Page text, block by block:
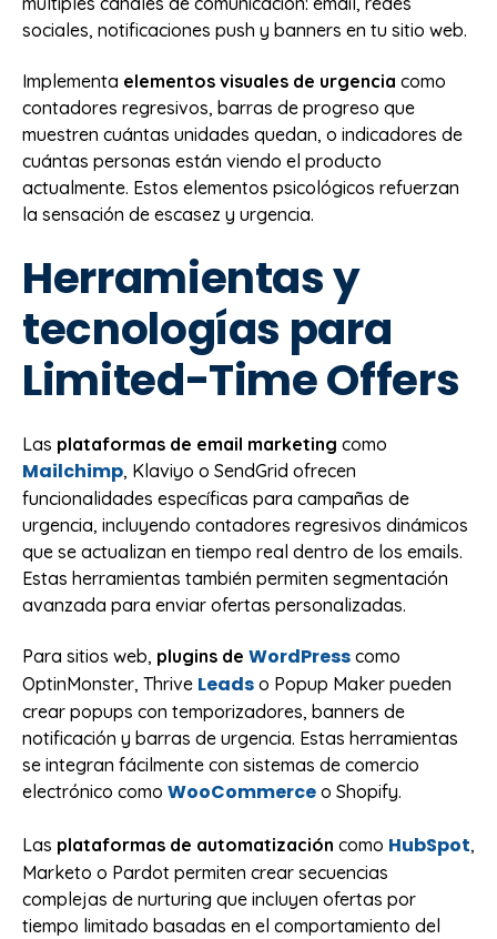
sociales, notificaciones push y banners en tu sitio web.
Implementa elementos visuales de urgencia como
contadores regresivos, barras de progreso que
muestren cuántas unidades quedan, o indicadores de
cuántas personas están viendo el producto
actualmente. Estos elementos psicológicos refuerzan
la sensación de escasez y urgencia.
Herramientas y
tecnologías para
Limited-Time Offers
Las plataformas de email marketing como
Mailchimp, Klaviyo o SendGrid ofrecen
funcionalidades específicas para campañas de
urgencia, incluyendo contadores regresivos dinámicos
que se actualizan en tiempo real dentro de los emails.
Estas herramientas también permiten segmentación
avanzada para enviar ofertas personalizadas.
Para sitios web, plugins de WordPress como
OptinMonster, Thrive Leads o Popup Maker pueden
crear popups con temporizadores, banners de
notificación y barras de urgencia. Estas herramientas
se integran fácilmente con sistemas de comercio
electrónico como WooCommerce o Shopify.
Las plataformas de automatización como HubSpot,
Marketo o Pardot permiten crear secuencias
complejas de nurturing que incluyen ofertas por
tiempo limitado basadas en el comportamiento del